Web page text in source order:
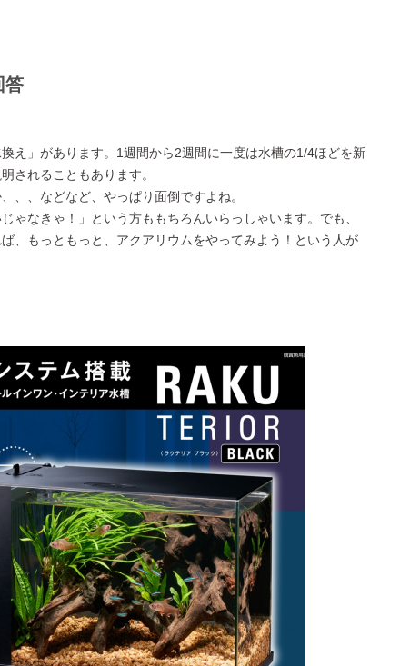
答
え」があります。1週間から2週間に一度は水槽の1/4ほどを新
されることもあります。
、、などなど、やっぱり面倒ですよね。
ゃなきゃ！」という方ももちろんいらっしゃいます。でも、
、もっともっと、アクアリウムをやってみよう！という人が